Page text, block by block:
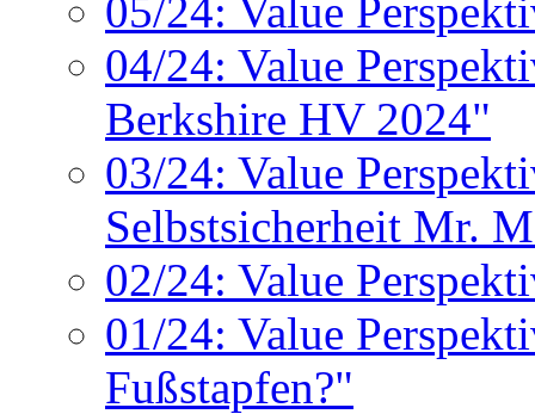
05/24: Value
04/24: Value
Berkshire HV 2024"
03/24: Value
Selbstsicherheit Mr.
02/24: Value
01/24: Value
Fußstapfen?"